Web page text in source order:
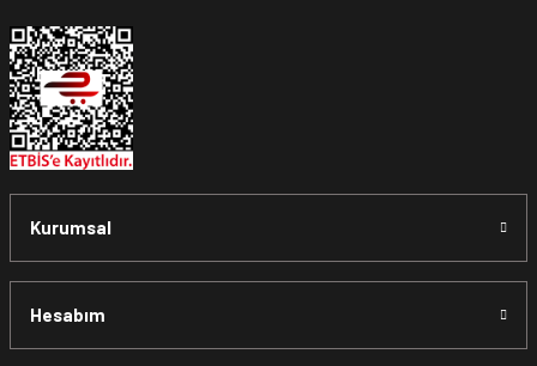
Kurumsal
Hesabım